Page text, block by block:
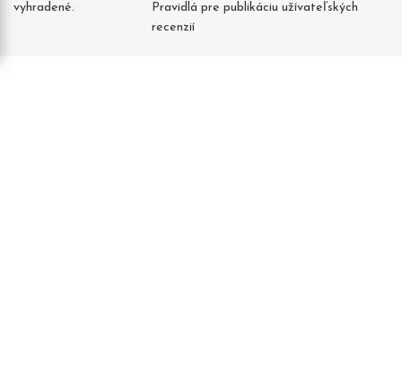
vyhradené.
Pravidlá pre publikáciu užívateľských
recenzií